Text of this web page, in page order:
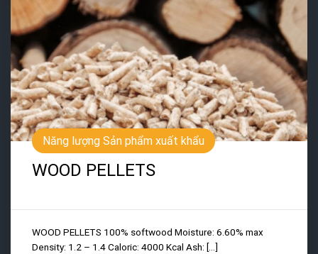
Năng lượng Sản phẩm xuất khẩu
WOOD PELLETS
WOOD PELLETS 100% softwood Moisture: 6.60% max
Density: 1.2 – 1.4 Caloric: 4000 Kcal Ash: [...]